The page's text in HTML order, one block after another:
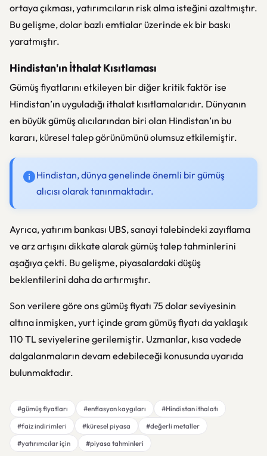
ortaya çıkması, yatırımcıların risk alma isteğini azaltmıştır.
Bu gelişme, dolar bazlı emtialar üzerinde ek bir baskı
yaratmıştır.
Hindistan'ın İthalat Kısıtlaması
Gümüş fiyatlarını etkileyen bir diğer kritik faktör ise
Hindistan’ın uyguladığı ithalat kısıtlamalarıdır. Dünyanın
en büyük gümüş alıcılarından biri olan Hindistan’ın bu
kararı, küresel talep görünümünü olumsuz etkilemiştir.
Hindistan, dünya genelinde önemli bir gümüş
alıcısı olarak tanınmaktadır.
Ayrıca, yatırım bankası UBS, sanayi talebindeki zayıflama
ve arz artışını dikkate alarak gümüş talep tahminlerini
aşağıya çekti. Bu gelişme, piyasalardaki düşüş
beklentilerini daha da artırmıştır.
Son verilere göre ons gümüş fiyatı 75 dolar seviyesinin
altına inmişken, yurt içinde gram gümüş fiyatı da yaklaşık
110 TL seviyelerine gerilemiştir. Uzmanlar, kısa vadede
dalgalanmaların devam edebileceği konusunda uyarıda
bulunmaktadır.
#gümüş fiyatları #enflasyon kaygıları
#Hindistan ithalatı
#faiz indirimleri
#küresel piyasa
#değerli metaller
#yatırımcılar için
#piyasa tahminleri